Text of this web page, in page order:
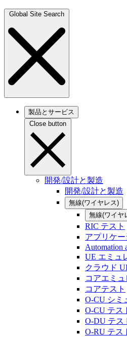
Global Site Search
製品とサービス
Close button
開発/設計と製造
開発/設計と製造
無線(ワイヤレス)
無線(ワイヤ
RIC テスト
アプリケ
Automation
UE エミュ
クラウド
コアエミ
コアテスト
O-CU シミ
O-CU テス
O-DU テス
O-RU テス